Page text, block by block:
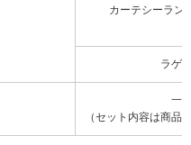
カーテシーラン
ラゲ
一
（セット内容は商品